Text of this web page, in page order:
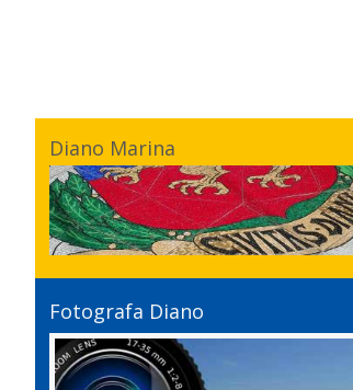
Diano Marina
Fotografa Diano